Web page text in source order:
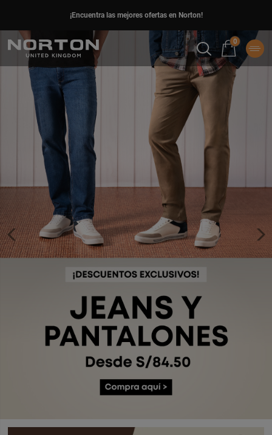
¡Encuentra las mejores ofertas en Norton!
0